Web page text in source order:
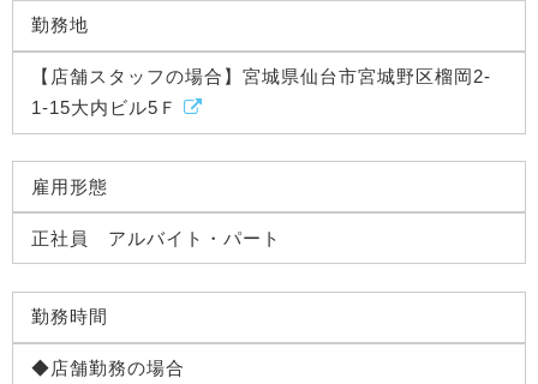
勤務地
【店舗スタッフの場合】宮城県仙台市宮城野区榴岡2-
1-15大内ビル5Ｆ
雇用形態
正社員 アルバイト・パート
勤務時間
◆店舗勤務の場合